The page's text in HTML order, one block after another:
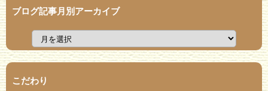
ブログ記事月別アーカイブ
こだわり